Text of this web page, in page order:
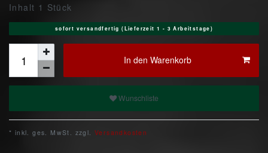
Inhalt 1 Stück
sofort versandfertig (Lieferzeit 1 - 3 Arbeitstage)
In den Warenkorb
Wunschliste
* inkl. ges. MwSt. zzgl. Versandkosten